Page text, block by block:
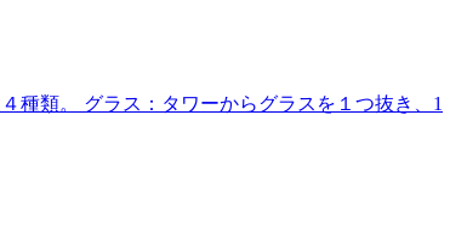
種類。 グラス：タワーからグラスを１つ抜き、1